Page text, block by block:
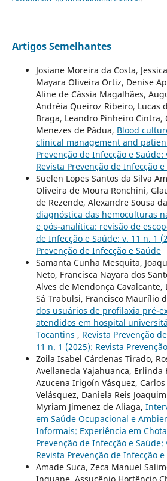
Artigos Semelhantes
Josiane Moreira da Costa,
Mayara Oliveira Ortiz, Denise
Aline de Cássia Magalhães,
Andréia Queiroz Ribeiro, Lucas
Braga, Leandro Pinheiro Cintra,
Menezes de Pádua, Blood
clinical management and
Prevenção de Infecção e Saúde:
Revista Prevenção de Infecção e
Suelen Lopes Santos da Silva
Oliveira de Moura Ronchini,
de Rezende, Alexandre Sousa
diagnóstica das hemoculturas
e pós-analítica: revisão de
de Infecção e Saúde: v. 11 n. 1
Prevenção de Infecção e Saúde
Samanta Cunha Mesquita,
Neto, Francisca Nayara dos
Alves de Mendonça
Sá Trabulsi, Francisco Maurílio
dos usuários de profilaxia pré-
atendidos em hospital
Tocantins , Revista Prevenção
11 n. 1 (2025): Revista
Zoila Isabel Cárdenas Tirado,
Avellaneda Yajahuanca, Erlinda
Azucena Irigoín Vásquez,
Velásquez, Daniela Reis
Myriam Jimenez de Aliaga,
em Saúde Ocupacional e
Informais: Experiência em
Prevenção de Infecção e Saúde:
Revista Prevenção de Infecção e
Amade Suca, Zeca Manuel